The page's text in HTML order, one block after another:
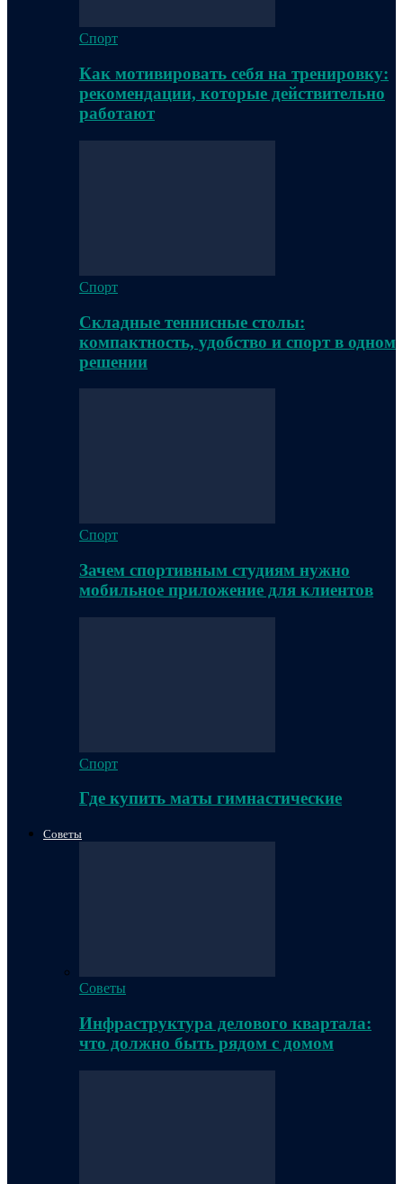
Спорт
Как мотивировать себя на тренировку:
рекомендации, которые действительно
работают
Спорт
Складные теннисные столы:
компактность, удобство и спорт в одном
решении
Спорт
Зачем спортивным студиям нужно
мобильное приложение для клиентов
Спорт
Где купить маты гимнастические
Советы
Советы
Инфраструктура делового квартала:
что должно быть рядом с домом